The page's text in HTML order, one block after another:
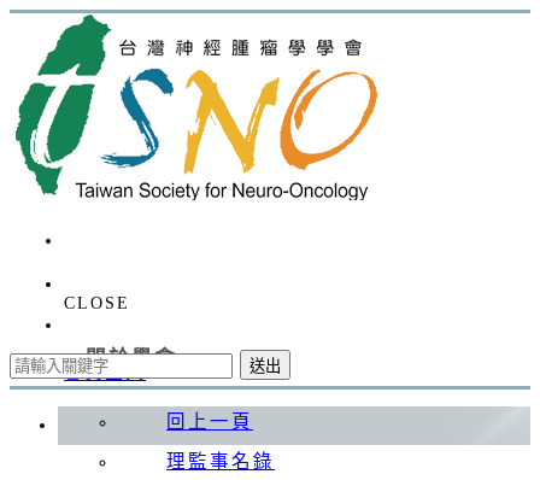
會員登入
CLOSE
關於學會
回上一頁
理監事名錄
送出